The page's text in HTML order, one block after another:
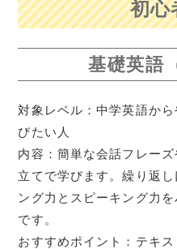
初心
基礎英語
対象レベル：中学英語か
びたい人
内容：簡単な会話フレー
立てで学びます。繰り返
ング力とスピーキング力
です。
おすすめポイント：テキ